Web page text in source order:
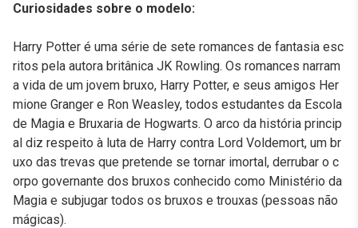
Curiosidades sobre o modelo:
Harry Potter é uma série de sete romances de fantasia esc
ritos pela autora britânica JK Rowling. Os romances narram
a vida de um jovem bruxo, Harry Potter, e seus amigos Her
mione Granger e Ron Weasley, todos estudantes da Escola
de Magia e Bruxaria de Hogwarts. O arco da história princip
al diz respeito à luta de Harry contra Lord Voldemort, um br
uxo das trevas que pretende se tornar imortal, derrubar o c
orpo governante dos bruxos conhecido como Ministério da
Magia e subjugar todos os bruxos e trouxas (pessoas não
mágicas).